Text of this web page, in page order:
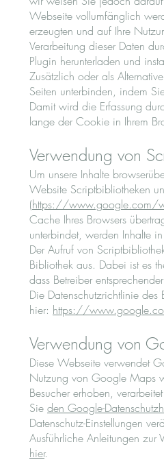
Webseite vollumfänglich
erzeugten und auf Ihre
Verarbeitung dieser Daten
Plugin herunterladen und
Zusätzlich oder als
Seiten unterbinden, indem
Damit wird die Erfassung
lange der Cookie in Ihrem
Verwendung von
Um unsere Inhalte
Website Scriptbibliotheken
(https://www.google.com/
Cache Ihres Browsers
unterbindet, werden Inhalte
Der Aufruf von
Bibliothek aus. Dabei ist es
dass Betreiber
Die Datenschutzrichtlinie
hier: https://
Verwendung von
Diese Webseite verwendet
Nutzung von Google Maps
Besucher erhoben,
Sie den Google-
Datenschutz-Einstellungen
Ausführliche Anleitungen zur
hier.